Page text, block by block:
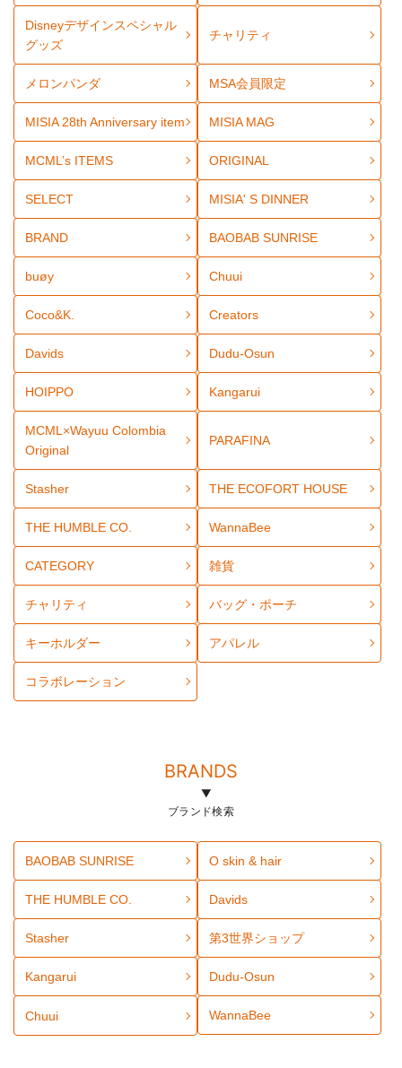
Disneyデザインスペシャル
グッズ
チャリティ
メロンパンダ MSA会員限定
MISIA 28th Anniversary item MISIA MAG
MCML’s ITEMS ORIGINAL
SELECT MISIA' S DINNER
BRAND BAOBAB SUNRISE
buøy Chuui
Coco&K. Creators
Davids Dudu-Osun
HOIPPO Kangarui
MCML×Wayuu Colombia
Original
PARAFINA
Stasher THE ECOFORT HOUSE
THE HUMBLE CO. WannaBee
CATEGORY 雑貨
チャリティ バッグ・ポーチ
キーホルダー アパレル
コラボレーション
BRANDS
ブランド検索
BAOBAB SUNRISE O skin & hair
THE HUMBLE CO. Davids
Stasher 第3世界ショップ
Kangarui Dudu-Osun
Chuui WannaBee